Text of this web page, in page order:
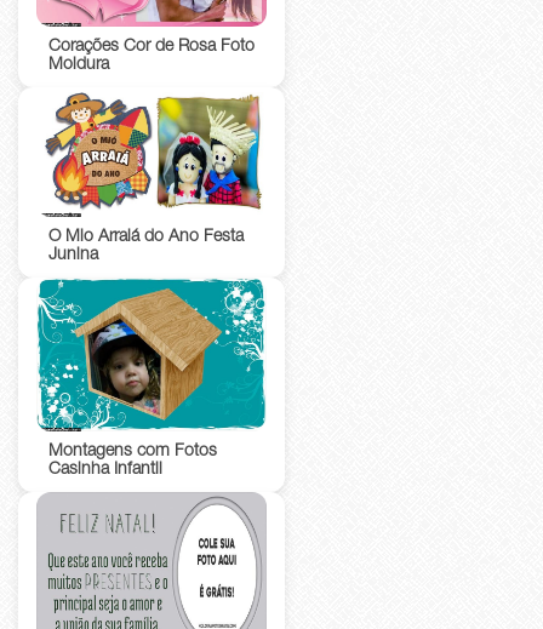
Corações Cor de Rosa Foto
Moldura
O Mio Arraiá do Ano Festa
Junina
Montagens com Fotos
Casinha Infantil